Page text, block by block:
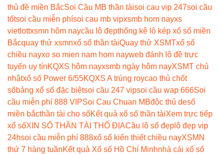
thủ đề miền BắcSoi Cầu MB thần tàisoi cau vip 247soi cầu
tốtsoi cầu miễn phísoi cau mb vipxsmb hom nayxs
vietlottxsmn hôm naycầu lô đẹpthống kê lô kép xổ số miền
Bắcquay thử xsmnxổ số thần tàiQuay thử XSMTxổ số
chiều nayxo so mien nam hom nayweb đánh lô đề trực
tuyến uy tínKQXS hôm nayxsmb ngày hôm nayXSMT chủ
nhậtxổ số Power 6/55KQXS A trúng roycao thủ chốt
sốbảng xổ số đặc biệtsoi cầu 247 vipsoi cầu wap 666Soi
cầu miễn phí 888 VIPSoi Cau Chuan MBđộc thủ desố
miền bắcthần tài cho sốKết quả xổ số thần tàiXem trực tiếp
xổ sốXIN SỐ THẦN TÀI THỔ ĐỊACầu lô số đẹp lô đẹp vip
24hsoi cầu miễn phí 888xổ số kiến thiết chiều nayXSMN
thứ 7 hàng tuầnKết quả Xổ số Hồ Chí Minhnhà cái xổ số